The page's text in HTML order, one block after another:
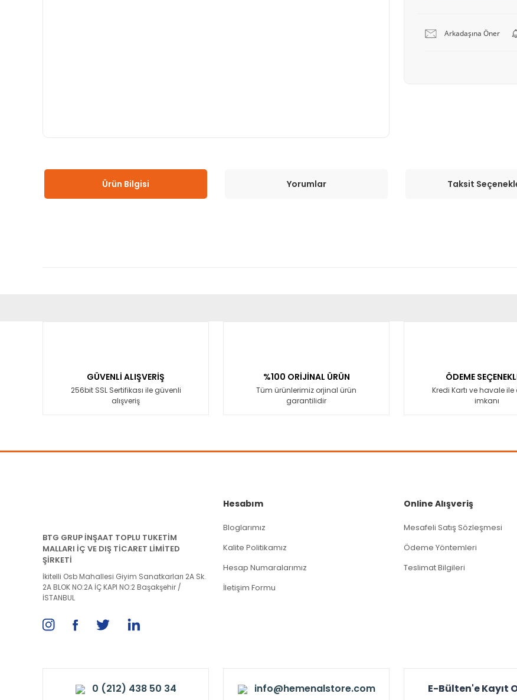
Arkadaşına Öner
Ürün Bilgisi Yorumlar Taksit
Ürün bilgilerinde hatalar bulunuyor.
Ürün fiyatı diğer sitelerden daha pahalı.
GÜVENLİ ALIŞVERİŞ
256bit SSL Sertifikası ile güvenli
alışveriş
%100 ORİJİNAL ÜRÜN
Tüm ürünlerimiz orjinal ürün
garantilidir
ÖDEME
Kredi Kartı ve havale
imkanı
BTG GRUP İNŞAAT TOPLU TUKETİM
MALLARI İÇ VE DIŞ TİCARET LİMİTED
ŞİRKETİ
İkitelli Osb Mahallesi Giyim Sanatkarları 2A Sk.
2A BLOK NO:2A İÇ KAPI NO:2 Başakşehir /
İSTANBUL
Hesabım
Bloglarımız
Kalite Politikamız
Hesap Numaralarımız
İletişim Formu
Online Alışveriş
Mesafeli Satış Sözleşmesi
Ödeme Yöntemleri
Teslimat Bilgileri
0 (212) 438 50 34 info@hemenalstore.com E-Bülten'e Kayıt